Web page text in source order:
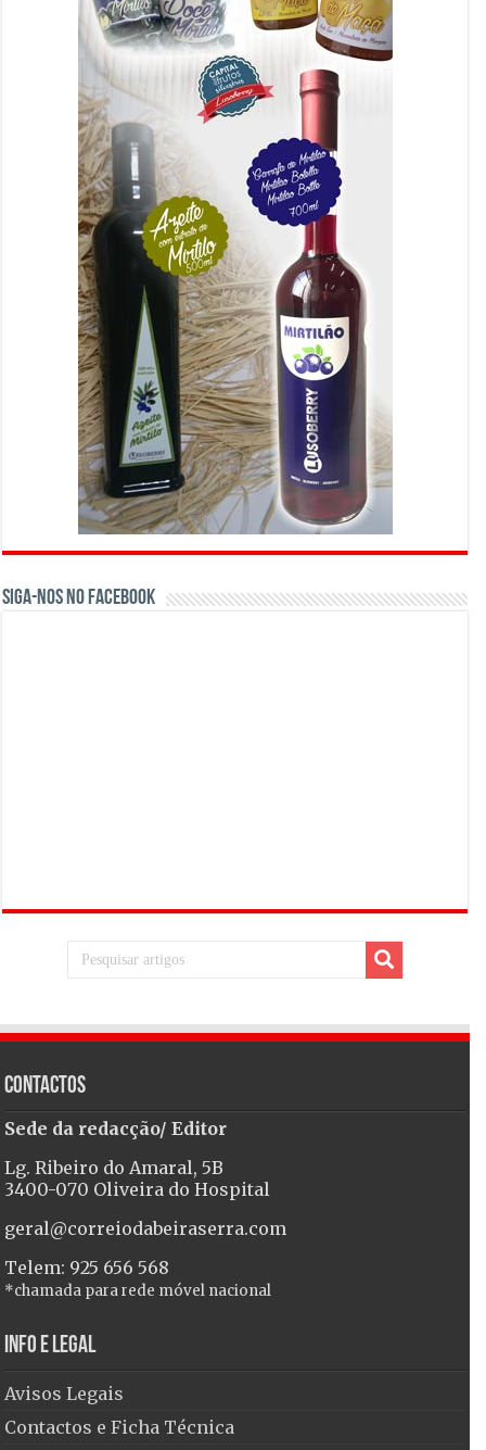
Siga-nos no Facebook
Contactos
Sede da redacção/ Editor
Lg. Ribeiro do Amaral, 5B
3400-070 Oliveira do Hospital
geral@correiodabeiraserra.com
Telem: 925 656 568
*chamada para rede móvel nacional
Info e Legal
Avisos Legais
Contactos e Ficha Técnica